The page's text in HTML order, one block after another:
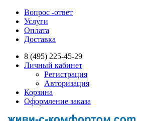
Вопрос -ответ
Услуги
Оплата
Доставка
8 (495) 225-45-29
Личный кабинет
Регистрация
Авторизация
Корзина
Оформление заказа